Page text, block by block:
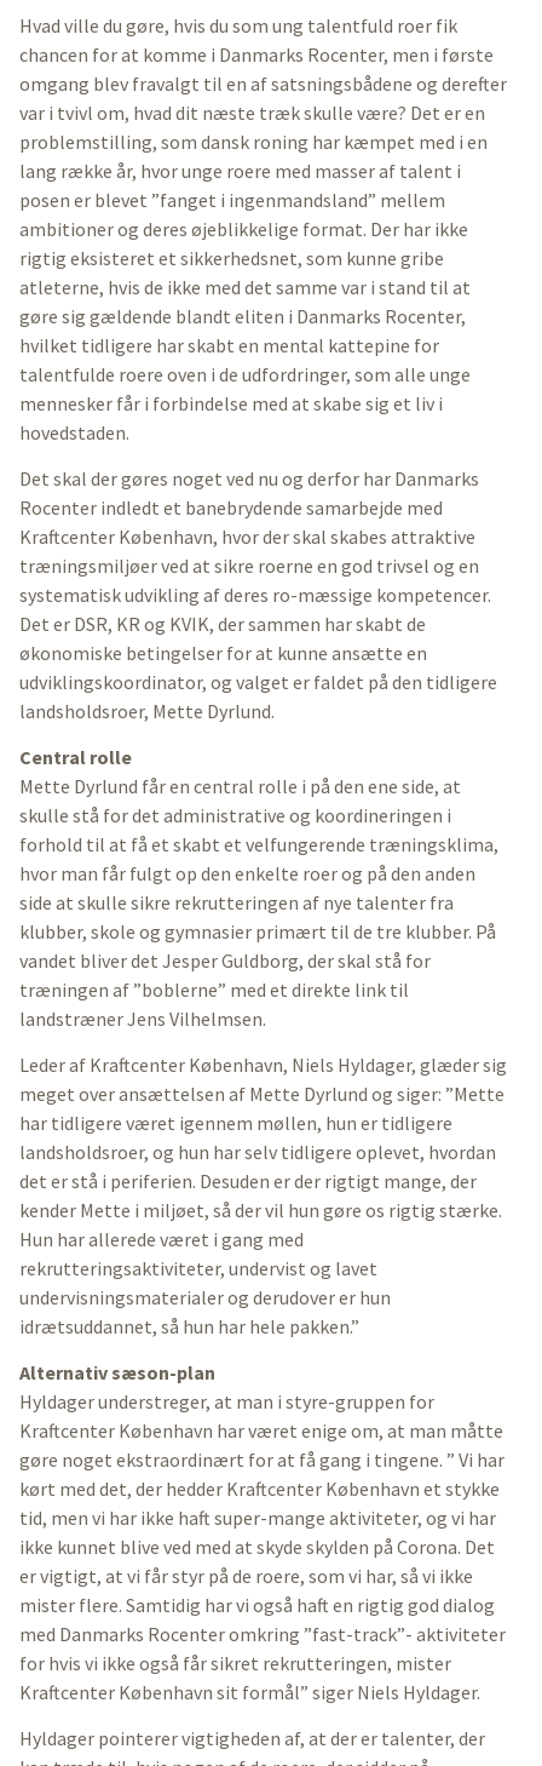
Hvad ville du gøre, hvis du som ung talentfuld roer fik
chancen for at komme i Danmarks Rocenter, men i første
omgang blev fravalgt til en af satsningsbådene og derefter
var i tvivl om, hvad dit næste træk skulle være? Det er en
problemstilling, som dansk roning har kæmpet med i en
lang række år, hvor unge roere med masser af talent i
posen er blevet ”fanget i ingenmandsland” mellem
ambitioner og deres øjeblikkelige format. Der har ikke
rigtig eksisteret et sikkerhedsnet, som kunne gribe
atleterne, hvis de ikke med det samme var i stand til at
gøre sig gældende blandt eliten i Danmarks Rocenter,
hvilket tidligere har skabt en mental kattepine for
talentfulde roere oven i de udfordringer, som alle unge
mennesker får i forbindelse med at skabe sig et liv i
hovedstaden.
Det skal der gøres noget ved nu og derfor har Danmarks
Rocenter indledt et banebrydende samarbejde med
Kraftcenter København, hvor der skal skabes attraktive
træningsmiljøer ved at sikre roerne en god trivsel og en
systematisk udvikling af deres ro-mæssige kompetencer.
Det er DSR, KR og KVIK, der sammen har skabt de
økonomiske betingelser for at kunne ansætte en
udviklingskoordinator, og valget er faldet på den tidligere
landsholdsroer, Mette Dyrlund.
Central rolle
Mette Dyrlund får en central rolle i på den ene side, at
skulle stå for det administrative og koordineringen i
forhold til at få et skabt et velfungerende træningsklima,
hvor man får fulgt op den enkelte roer og på den anden
side at skulle sikre rekrutteringen af nye talenter fra
klubber, skole og gymnasier primært til de tre klubber. På
vandet bliver det Jesper Guldborg, der skal stå for
træningen af ”boblerne” med et direkte link til
landstræner Jens Vilhelmsen.
Leder af Kraftcenter København, Niels Hyldager, glæder sig
meget over ansættelsen af Mette Dyrlund og siger: ”Mette
har tidligere været igennem møllen, hun er tidligere
landsholdsroer, og hun har selv tidligere oplevet, hvordan
det er stå i periferien. Desuden er der rigtigt mange, der
kender Mette i miljøet, så der vil hun gøre os rigtig stærke.
Hun har allerede været i gang med
rekrutteringsaktiviteter, undervist og lavet
undervisningsmaterialer og derudover er hun
idrætsuddannet, så hun har hele pakken.”
Alternativ sæson-plan
Hyldager understreger, at man i styre-gruppen for
Kraftcenter København har været enige om, at man måtte
gøre noget ekstraordinært for at få gang i tingene. ” Vi har
kørt med det, der hedder Kraftcenter København et stykke
tid, men vi har ikke haft super-mange aktiviteter, og vi har
ikke kunnet blive ved med at skyde skylden på Corona. Det
er vigtigt, at vi får styr på de roere, som vi har, så vi ikke
mister flere. Samtidig har vi også haft en rigtig god dialog
med Danmarks Rocenter omkring ”fast-track”- aktiviteter
for hvis vi ikke også får sikret rekrutteringen, mister
Kraftcenter København sit formål” siger Niels Hyldager.
Hyldager pointerer vigtigheden af, at der er talenter, der